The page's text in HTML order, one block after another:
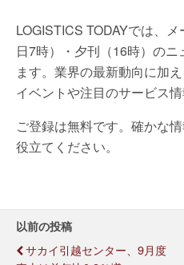
LOGISTICS TODAYでは、
日7時）・夕刊（16時）の
ます。業界の最新動向に加
イベントや注目のサービス情
ご登録は無料です。確かな
役立てください。
以前の投稿
サカイ引越センター、9月度